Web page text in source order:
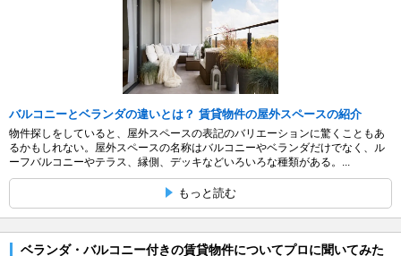
バルコニーとベランダの違いとは？ 賃貸物件の屋外スペースの紹介
物件探しをしていると、屋外スペースの表記のバリエーションに驚くこともあ
るかもしれない。屋外スペースの名称はバルコニーやベランダだけでなく、ル
ーフバルコニーやテラス、縁側、デッキなどいろいろな種類がある。...
もっと読む
ベランダ・バルコニー付きの賃貸物件についてプロに聞いてみた